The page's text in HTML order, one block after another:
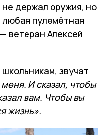
не держал оружия, но
пулемётная
ветеран Алексей
звучат
И сказал, чтобы
вам. Чтобы вы
жизнь».